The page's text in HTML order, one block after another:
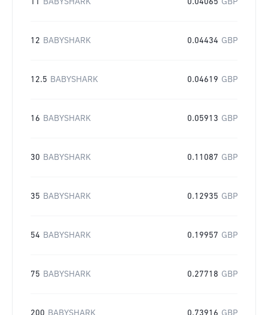
11 BABYSHARK 0.04065 GBP
12 BABYSHARK 0.04434 GBP
12.5 BABYSHARK 0.04619 GBP
16 BABYSHARK 0.05913 GBP
30 BABYSHARK 0.11087 GBP
35 BABYSHARK 0.12935 GBP
54 BABYSHARK 0.19957 GBP
75 BABYSHARK 0.27718 GBP
200 BABYSHARK 0.73916 GBP